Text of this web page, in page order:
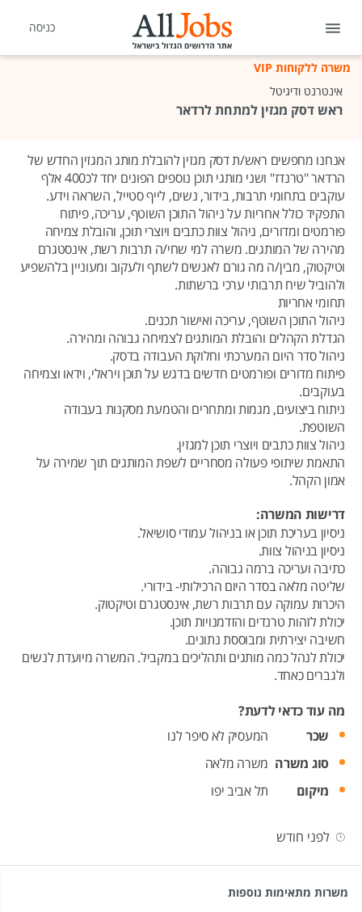
כניסה
משרה ללקוחות VIP
אינטרנט ודיגיטל
ראש דסק מגזין למתחת לרדאר
אנחנו מחפשים ראש/ת דסק מגזין להובלת מותג המגזין החדש של
הרדאר "טרנדז" ושני מותגי תוכן נוספים הפונים יחד לכ400 אלף
עוקבים בתחומי תרבות, בידור, נשים, לייף סטייל, השראה וידע.
התפקיד כולל אחריות על ניהול התוכן השוטף, עריכה, פיתוח
פורמטים ומדורים, ניהול צוות כתבים ויוצרי תוכן, והובלת צמיחה
מהירה של המותגים. משרה למי שחי/ה תרבות רשת, אינסטגרם
וטיקטוק, מבין/ה מה גורם לאנשים לשתף ולעקוב ומעוניין בלהשפיע
ולהוביל שיח תרבותי ערכי ברשתות.
תחומי אחריות
ניהול התוכן השוטף, עריכה ואישור תכנים.
הגדלת הקהלים והובלת המותגים לצמיחה גבוהה ומהירה.
ניהול סדר היום המערכתי וחלוקת העבודה בדסק.
פיתוח מדורים ופורמטים חדשים בדגש על תוכן ויראלי, וידאו וצמיחה
בעוקבים.
ניתוח ביצועים, מגמות ומתחרים והטמעת מסקנות בעבודה
השוטפת.
ניהול צוות כתבים ויוצרי תוכן למגזין.
התאמת שיתופי פעולה מסחריים לשפת המותגים תוך שמירה על
אמון הקהל.
דרישות המשרה:
ניסיון בעריכת תוכן או בניהול עמודי סושיאל.
ניסיון בניהול צוות.
כתיבה ועריכה ברמה גבוהה.
שליטה מלאה בסדר היום הרכילותי- בידורי.
היכרות עמוקה עם תרבות רשת, אינסטגרם וטיקטוק.
יכולת לזהות טרנדים והזדמנויות תוכן.
חשיבה יצירתית ומבוססת נתונים.
יכולת לנהל כמה מותגים ותהליכים במקביל. המשרה מיועדת לנשים
ולגברים כאחד.
מה עוד כדאי לדעת?
שכר
המעסיק לא סיפר לנו
סוג משרה משרה מלאה
מיקום
תל אביב יפו
לפני חודש
משרות מתאימות נוספות